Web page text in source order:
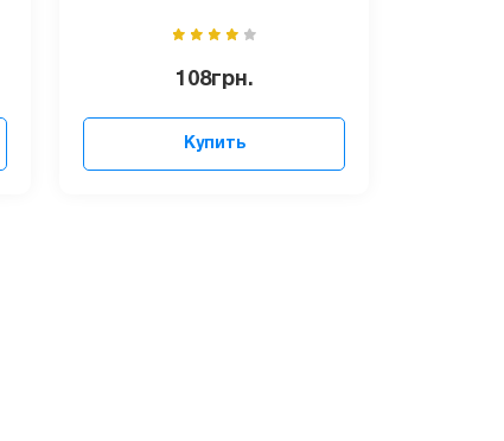
108грн.
Купить